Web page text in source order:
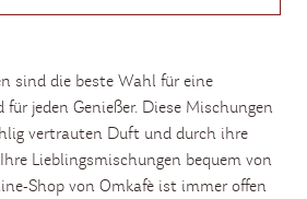
sind die beste Wahl für eine
für jeden Genießer. Diese Mischungen
vertrauten Duft und durch ihre
Lieblingsmischungen bequem von
Shop von Omkafè ist immer offen